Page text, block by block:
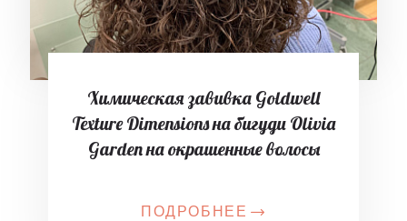
Химическая завивка Goldwell
Texture Dimensions на бигуди Olivia
Garden на окрашенные волосы
ПОДРОБНЕЕ